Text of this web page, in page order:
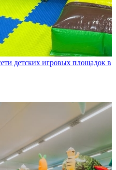
детских игровых площадок в